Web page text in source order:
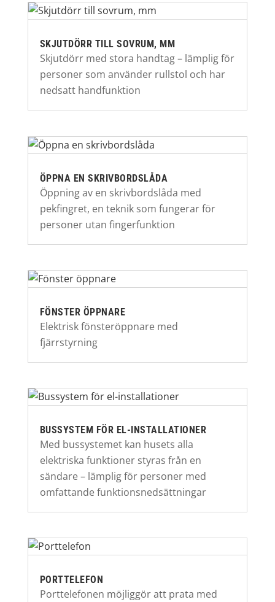
SKJUTDÖRR TILL SOVRUM, MM
Skjutdörr med stora handtag – lämplig för
personer som använder rullstol och har
nedsatt handfunktion
ÖPPNA EN SKRIVBORDSLÅDA
Öppning av en skrivbordslåda med
pekfingret, en teknik som fungerar för
personer utan fingerfunktion
FÖNSTER ÖPPNARE
Elektrisk fönsteröppnare med
fjärrstyrning
BUSSYSTEM FÖR EL-INSTALLATIONER
Med bussystemet kan husets alla
elektriska funktioner styras från en
sändare – lämplig för personer med
omfattande funktionsnedsättningar
PORTTELEFON
Porttelefonen möjliggör att prata med